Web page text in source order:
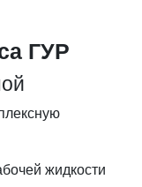
ГУР
жидкости